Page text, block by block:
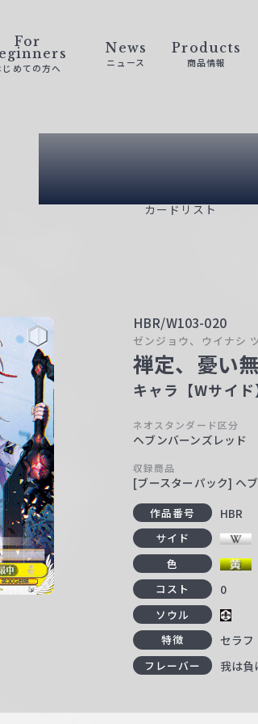
For
じめての方へ
News
ニュース
Products
商品情報
Card
カードリスト
HBR/W103-020
ゼンジョウ、ウイナシ
禅定、憂い
キャラ【Wサイド
ネオスタンダード区分
ヘブンバーンズレッド
収録商品
[ブースターパック] ヘ
作品番号 HBR
サイド
色
コスト 0
ソウル
特徴 セラフ
フレーバー 我は負